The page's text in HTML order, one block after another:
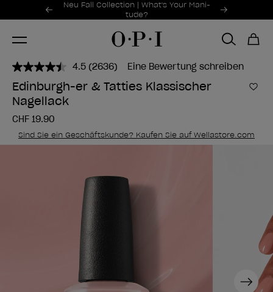
Sonderangebote
Neu Fall Collection | What's Your Mani-
tude?
Item 1 of 2
4.5 2636
Bewertungen
lesen..
Seite.
(2636) Eine Bewertung schreiben
Edinburgh-er & Tatties Klassischer
Nagellack
Zur
CHF 19.90
Sind Sie ein Geschäftskunde? Kaufen Sie auf Wellastore.com
Next